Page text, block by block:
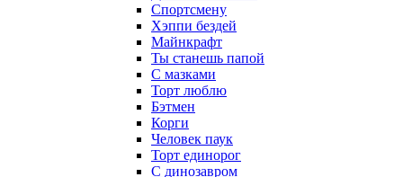
Спортсмену
Хэппи бездей
Майнкрафт
Ты станешь папой
С мазками
Торт люблю
Бэтмен
Корги
Человек паук
Торт единорог
С динозавром